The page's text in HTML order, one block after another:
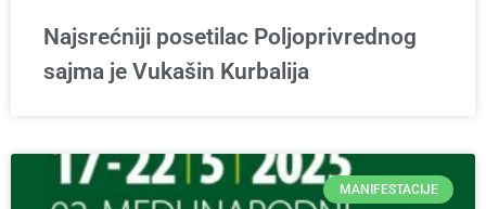
Najsrećniji posetilac Poljoprivrednog
sajma je Vukašin Kurbalija
MANIFESTACIJE